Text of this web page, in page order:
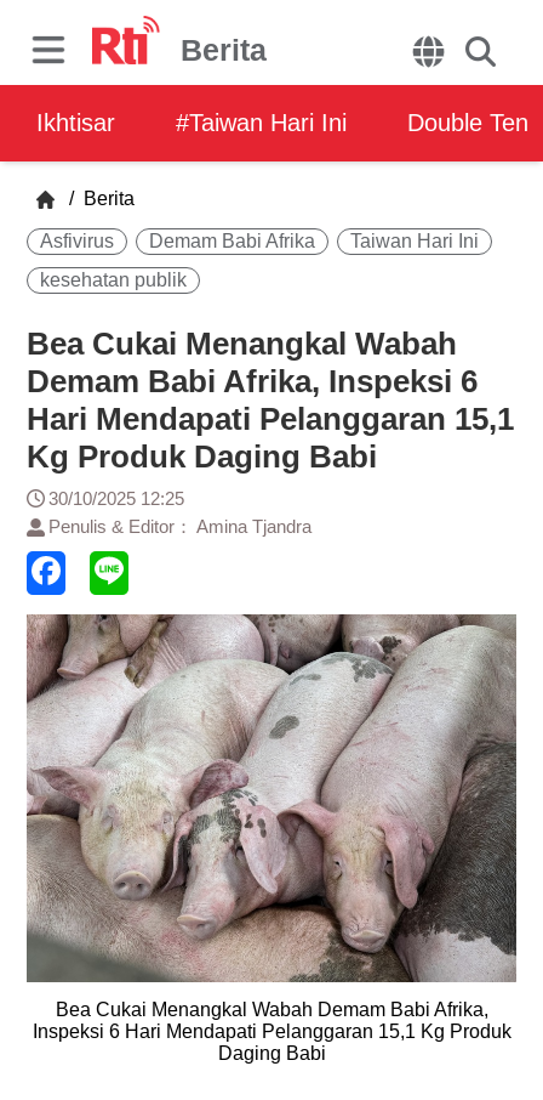
Berita
Ikhtisar #Taiwan Hari Ini Double Ten
/ Berita
Asfivirus Demam Babi Afrika
Taiwan Hari Ini
kesehatan publik
Bea Cukai Menangkal Wabah
Demam Babi Afrika, Inspeksi 6
Hari Mendapati Pelanggaran 15,1
Kg Produk Daging Babi
30/10/2025 12:25
Penulis & Editor： Amina Tjandra
Bea Cukai Menangkal Wabah Demam Babi Afrika,
Inspeksi 6 Hari Mendapati Pelanggaran 15,1 Kg Produk
Daging Babi